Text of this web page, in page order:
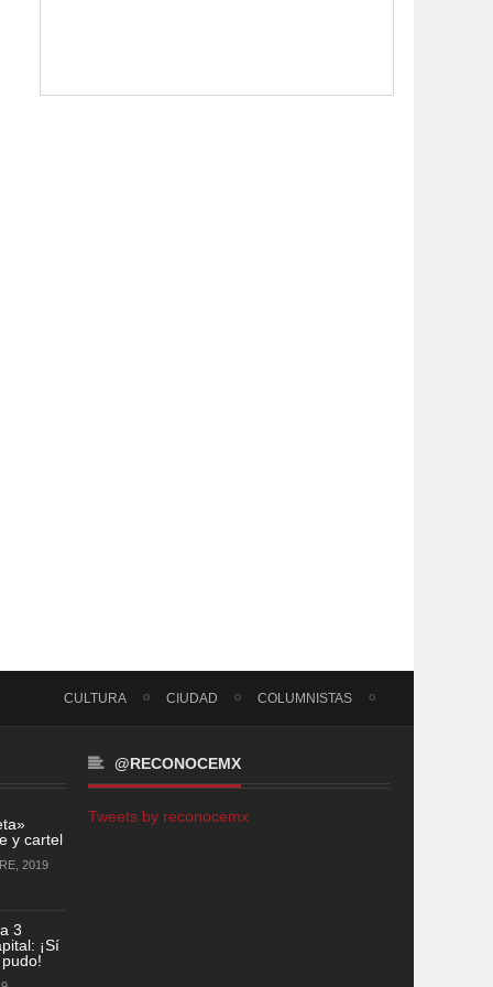
CULTURA CIUDAD COLUMNISTAS
y cartel
2019
3
¡Sí
@RECONOCEMX
Tweets by reconocemx